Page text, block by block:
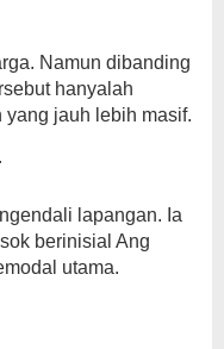
Namun dibanding
hanyalah
jauh lebih masif.
lapangan. Ia
berinisial Ang
utama.